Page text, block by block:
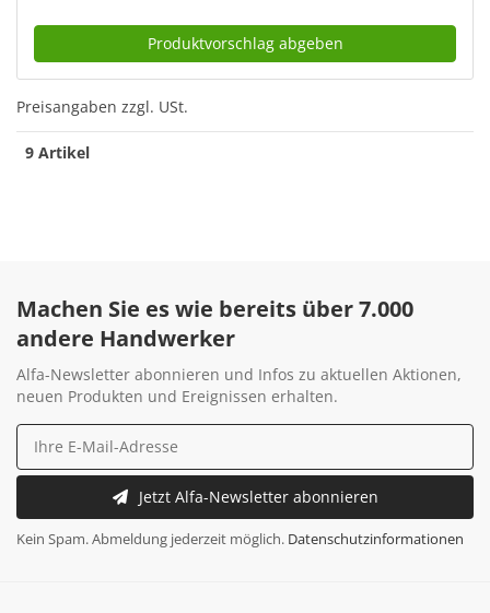
Produktvorschlag abgeben
Preisangaben zzgl. USt.
9 Artikel
Machen Sie es wie bereits über 7.000
andere Handwerker
Alfa-Newsletter abonnieren und Infos zu aktuellen Aktionen,
neuen Produkten und Ereignissen erhalten.
Jetzt Alfa-Newsletter abonnieren
Kein Spam. Abmeldung jederzeit möglich. Datenschutzinformationen